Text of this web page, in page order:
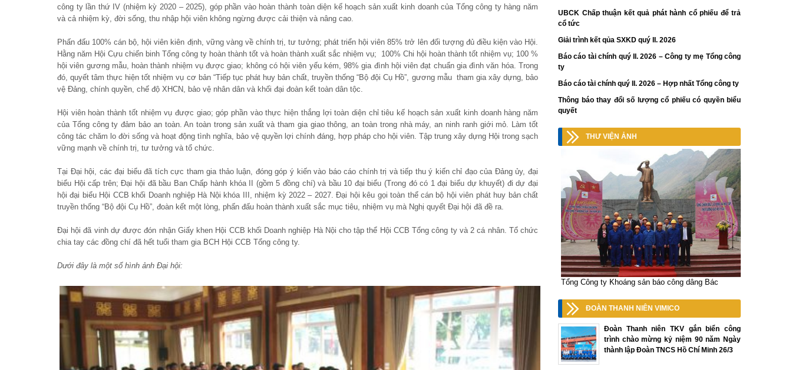
công ty lần thứ IV (nhiệm kỳ 2020 – 2025), góp phần vào hoàn thành toàn diện kế hoạch sản xuất kinh doanh của Tổng công ty hàng năm
và cả nhiệm kỳ, đời sống, thu nhập hội viên không ngừng được cải thiện và nâng cao.
Phấn đấu 100% cán bộ, hội viên kiên định, vững vàng về chính trị, tư tưởng; phát triển hội viên 85% trở lên đối tượng đủ điều kiện vào Hội.
Hằng năm Hội Cựu chiến binh Tổng công ty hoàn thành tốt và hoàn thành xuất sắc nhiệm vụ; 100% Chi hội hoàn thành tốt nhiệm vụ; 100 %
hội viên gương mẫu, hoàn thành nhiệm vụ được giao; không có hội viên yếu kém, 98% gia đình hội viên đạt chuẩn gia đình văn hóa. Trong
đó, quyết tâm thực hiện tốt nhiệm vụ cơ bản “Tiếp tục phát huy bản chất, truyền thống “Bộ đội Cụ Hồ”, gương mẫu tham gia xây dựng, bảo
vệ Đảng, chính quyền, chế độ XHCN, bảo vệ nhân dân và khối đại đoàn kết toàn dân tộc.
Hội viên hoàn thành tốt nhiệm vụ được giao; góp phần vào thực hiện thắng lợi toàn diện chỉ tiêu kế hoạch sản xuất kinh doanh hàng năm
của Tổng công ty đảm bảo an toàn. An toàn trong sản xuất và tham gia giao thông, an toàn trong nhà máy, an ninh ranh giới mỏ. Làm tốt
công tác chăm lo đời sống và hoạt động tình nghĩa, bảo vệ quyền lợi chính đáng, hợp pháp cho hội viên. Tập trung xây dựng Hội trong sạch
vững mạnh về chính trị, tư tưởng và tổ chức.
Tại Đại hội, các đại biểu đã tích cực tham gia thảo luận, đóng góp ý kiến vào báo cáo chính trị và tiếp thu ý kiến chỉ đạo của Đảng ủy, đại
biểu Hội cấp trên; Đại hội đã bầu Ban Chấp hành khóa II (gồm 5 đồng chí) và bầu 10 đại biểu (Trong đó có 1 đại biểu dự khuyết) đi dự đại
hội đại biểu Hội CCB khối Doanh nghiệp Hà Nội khóa III, nhiệm kỳ 2022 – 2027. Đại hội kêu gọi toàn thể cán bộ hội viên phát huy bản chất
truyền thống “Bộ đội Cụ Hồ”, đoàn kết một lòng, phấn đấu hoàn thành xuất sắc mục tiêu, nhiệm vụ mà Nghị quyết Đại hội đã đề ra.
Đại hội đã vinh dự được đón nhận Giấy khen Hội CCB khối Doanh nghiệp Hà Nội cho tập thể Hội CCB Tổng công ty và 2 cá nhân. Tổ chức
chia tay các đồng chí đã hết tuổi tham gia BCH Hội CCB Tổng công ty.
Dưới đây là một số hình ảnh Đại hội:
UBCK Chấp thuận kết quả phát hành cổ phiếu để trả
cổ tức
Giải trình kết qủa SXKD quý II. 2026
Báo cáo tài chính quý II. 2026 – Công ty mẹ Tổng công
ty
Báo cáo tài chính quý II. 2026 – Hợp nhất Tổng công ty
Thông báo thay đổi số lượng cổ phiếu có quyền biểu
quyết
THƯ VIỆN ẢNH
Tổng Công ty Khoáng sản báo công dâng Bác
ĐOÀN THANH NIÊN VIMICO
Đoàn Thanh niên TKV gắn biển công
trình chào mừng kỷ niệm 90 năm Ngày
thành lập Đoàn TNCS Hồ Chí Minh 26/3